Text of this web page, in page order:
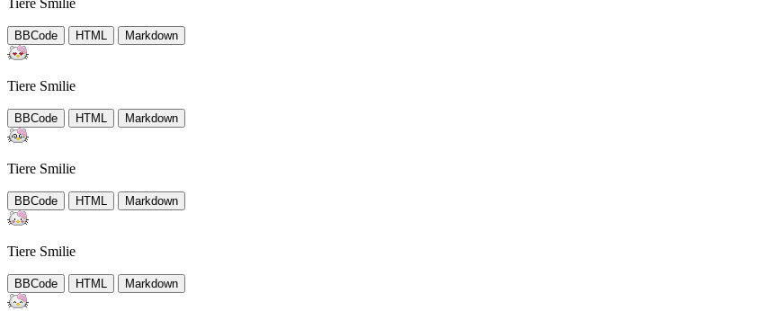
BBCode HTML Markdown
Tiere Smilie
BBCode HTML Markdown
Tiere Smilie
BBCode HTML Markdown
Tiere Smilie
BBCode HTML Markdown